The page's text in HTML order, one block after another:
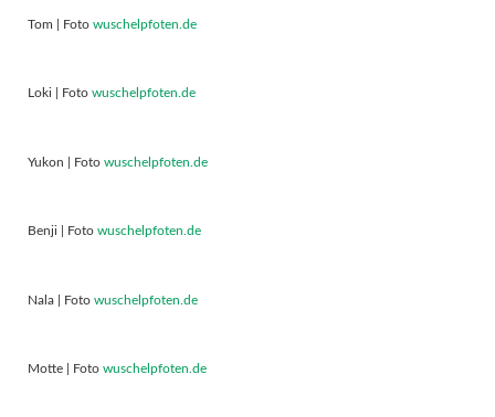
Tom | Foto wuschelpfoten.de
Loki | Foto wuschelpfoten.de
Yukon | Foto wuschelpfoten.de
Benji | Foto wuschelpfoten.de
Nala | Foto wuschelpfoten.de
Motte | Foto wuschelpfoten.de